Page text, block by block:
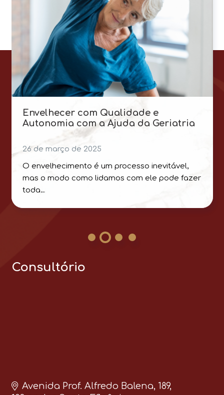
Envelhecer com Qualidade e
Autonomia com a Ajuda da Geriatria
26 de março de 2025
O envelhecimento é um processo inevitável,
mas o modo como lidamos com ele pode fazer
toda…
Consultório
Avenida Prof. Alfredo Balena, 189,